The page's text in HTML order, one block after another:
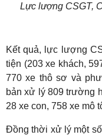
Lực lượng CSGT,
Kết quả, lực lượng
tiện (203 xe khách,
770 xe thô sơ và
bản xử lý 809 trường
28 xe con, 758 xe mô
Đồng thời xử lý một